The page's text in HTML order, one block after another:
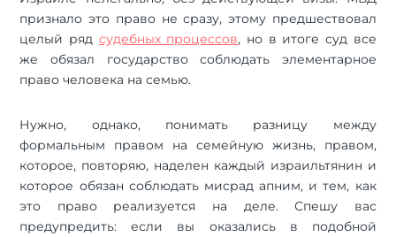
признало это право не сразу, этому предшествовал
целый ряд судебных процессов, но в итоге суд все
же обязал государство соблюдать элементарное
право человека на семью.
Нужно, однако, понимать разницу между
формальным правом на семейную жизнь, правом,
которое, повторяю, наделен каждый израильтянин и
которое обязан соблюдать мисрад апним, и тем, как
это право реализуется на деле. Спешу вас
предупредить: если вы оказались в подобной